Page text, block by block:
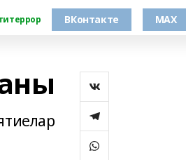
ВКонтакте MAX